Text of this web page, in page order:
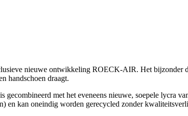
nieuwe ontwikkeling ROECK-AIR. Het bijzonder
handschoen draagt.
met het eveneens nieuwe, soepele lycra
kan oneindig worden gerecycled zonder